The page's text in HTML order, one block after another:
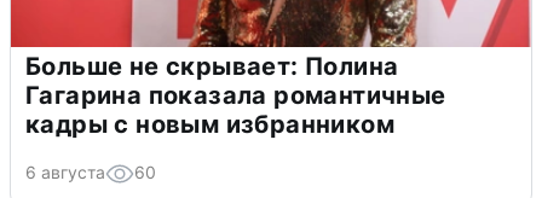
Больше не скрывает: Полина
Гагарина показала романтичные
кадры с новым избранником
6 августа 60